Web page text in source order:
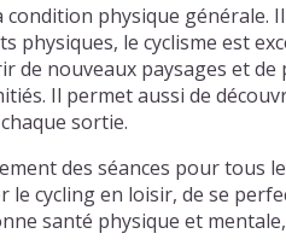
physique générale.
physiques, le cyclisme est
de nouveaux paysages et
Il permet aussi de
sortie.
des séances pour tous
le cycling en loisir, de se
santé physique et